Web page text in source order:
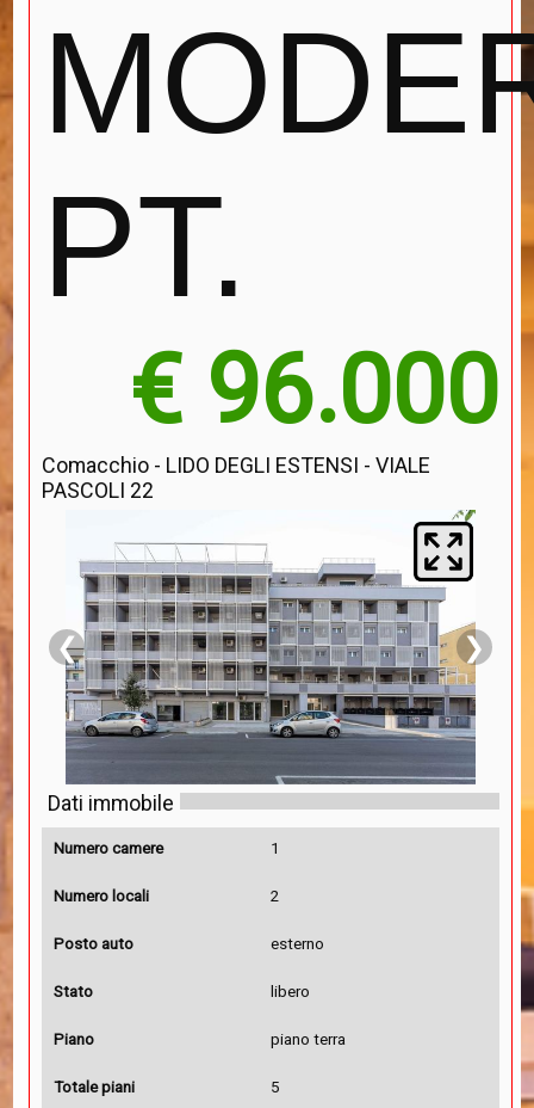
PT.
€ 96.000
Comacchio - LIDO DEGLI ESTENSI - VIALE
PASCOLI 22
❮ ❯
Dati immobile
Numero camere 1
Numero locali 2
Posto auto esterno
Stato libero
Piano piano terra
Totale piani 5